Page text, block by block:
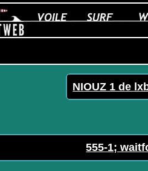
NIOUZ 1 de
555-1;